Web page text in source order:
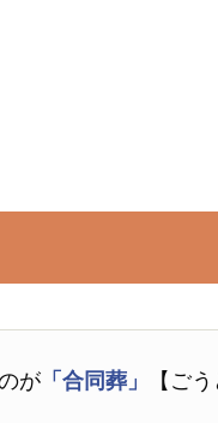
が 「合同葬」 【ご